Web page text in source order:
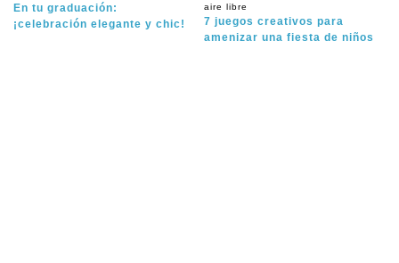
En tu graduación:
¡celebración elegante y chic!
aire libre
7 juegos creativos para
amenizar una fiesta de niños